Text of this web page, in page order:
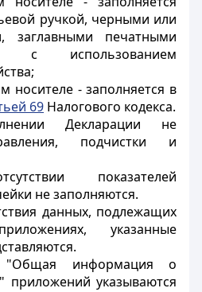
ручкой, черными или
заглавными печатными
с использованием
носителе - заполняется в
69 Налогового кодекса.
Декларации не
подчистки и
показателей
не заполняются.
данных, подлежащих
указанные
информация о
приложений указываются